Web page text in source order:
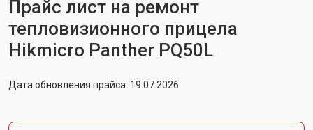
Прайс лист на ремонт
тепловизионного прицела
Hikmicro Panther PQ50L
Дата обновления прайса: 19.07.2026